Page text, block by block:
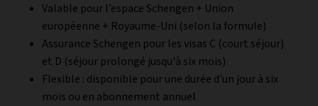
Valable pour l’espace Schengen + Union
européenne + Royaume-Uni (selon la formule)
Assurance Schengen pour les visas C (court séjour)
et D (séjour prolongé jusqu'à six mois)
Flexible : disponible pour une durée d'un jour à six
mois ou en abonnement annuel